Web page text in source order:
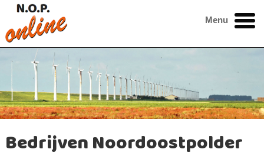
Menu
Bedrijven Noordoostpolder